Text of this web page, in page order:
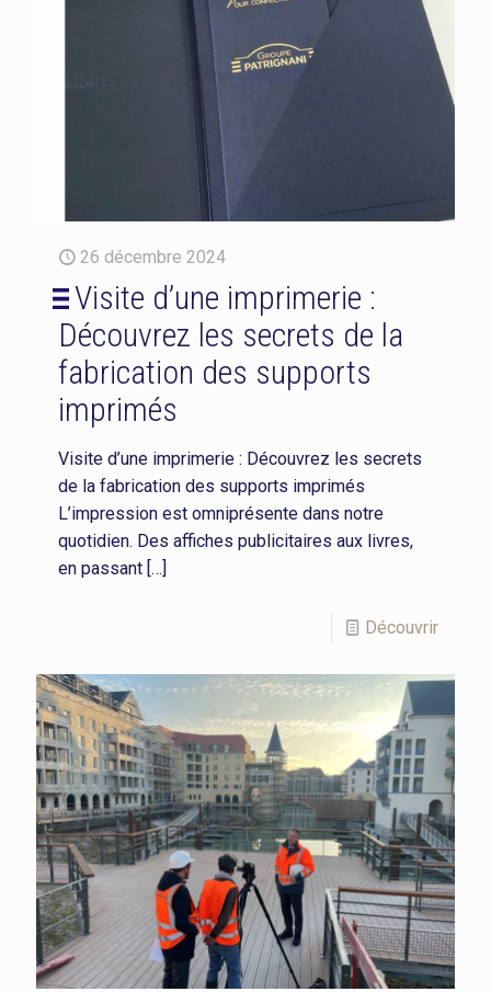
26 décembre 2024
Visite d’une imprimerie :
Découvrez les secrets de la
fabrication des supports
imprimés
Visite d’une imprimerie : Découvrez les secrets
de la fabrication des supports imprimés
L’impression est omniprésente dans notre
quotidien. Des affiches publicitaires aux livres,
en passant […]
Découvrir